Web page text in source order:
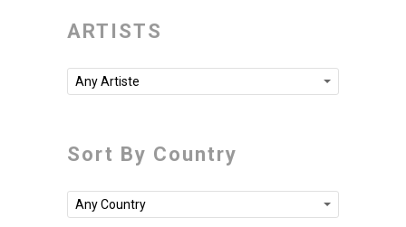
ARTISTS
Any Artiste
Sort By Country
Any Country